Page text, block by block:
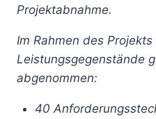
Projektabnahme.
Im Rahmen des
Leistungsgegenstände
abgenommen:
40